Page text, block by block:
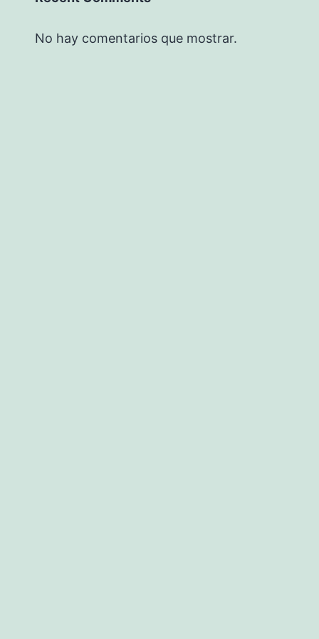
No hay comentarios que mostrar.